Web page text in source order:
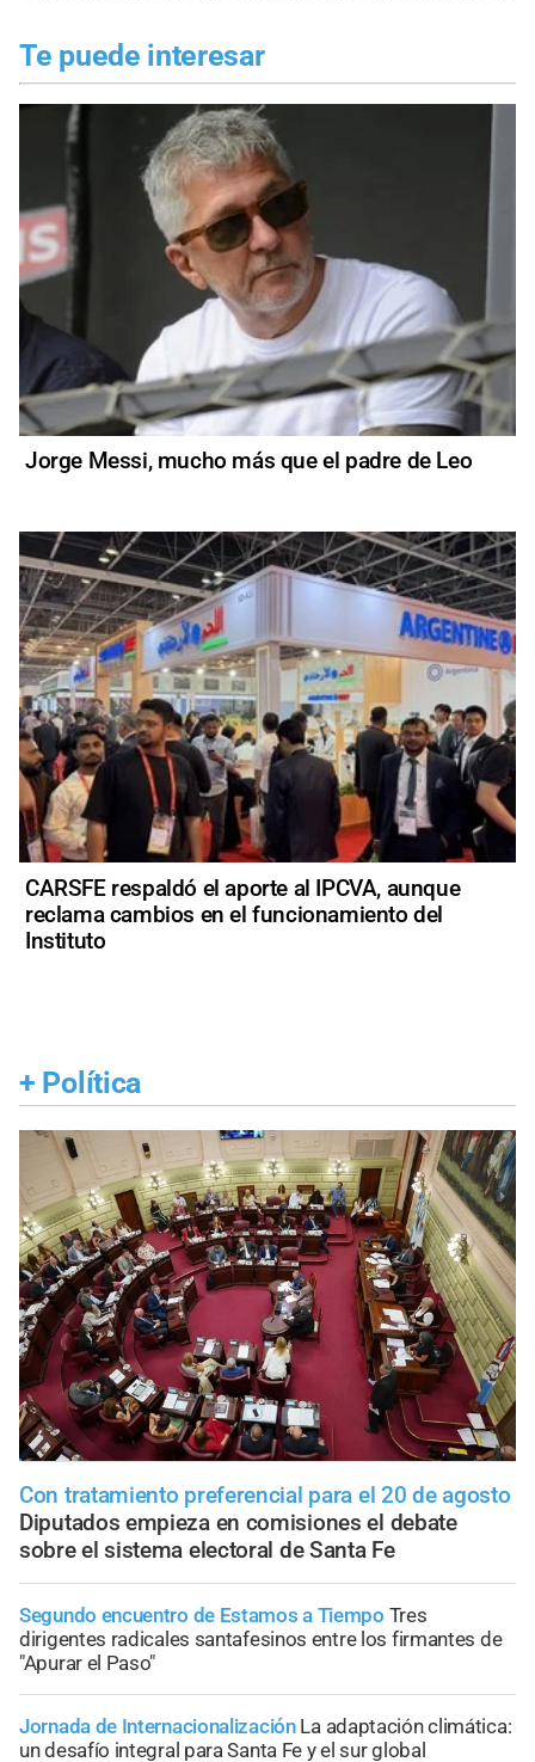
Te puede interesar
Jorge Messi, mucho más que el padre de Leo
CARSFE respaldó el aporte al IPCVA, aunque
reclama cambios en el funcionamiento del
Instituto
+ Política
Con tratamiento preferencial para el 20 de agosto
Diputados empieza en comisiones el debate
sobre el sistema electoral de Santa Fe
Segundo encuentro de Estamos a Tiempo Tres
dirigentes radicales santafesinos entre los firmantes de
"Apurar el Paso"
Jornada de Internacionalización La adaptación climática:
un desafío integral para Santa Fe y el sur global